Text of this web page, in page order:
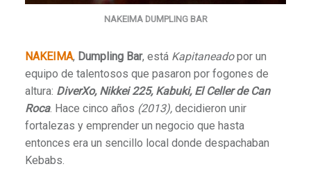
NAKEIMA DUMPLING BAR
NAKEIMA, Dumpling Bar, está Kapitaneadopor un
equipo de talentosos que pasaron por fogones de
altura: DiverXo, Nikkei 225, Kabuki, El Celler de Can
Roca. Hace cinco años (2013),decidieron unir
fortalezas y emprender un negocio que hasta
entonces era un sencillo local donde despachaban
Kebabs.